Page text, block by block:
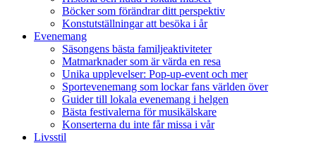
Böcker som förändrar ditt perspektiv
Konstutställningar att besöka i år
Evenemang
Säsongens bästa familjeaktiviteter
Matmarknader som är värda en resa
Unika upplevelser: Pop-up-event och mer
Sportevenemang som lockar fans världen över
Guider till lokala evenemang i helgen
Bästa festivalerna för musikälskare
Konserterna du inte får missa i vår
Livsstil